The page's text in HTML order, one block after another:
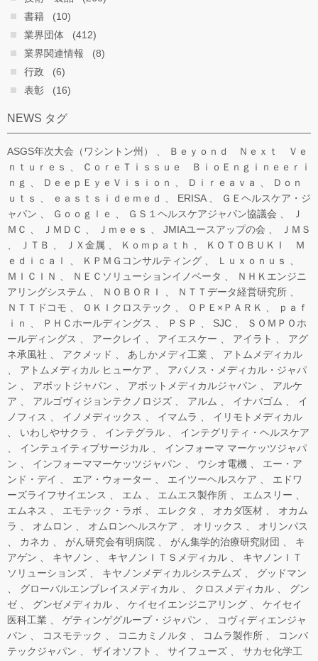
書籍
(10)
業界団体
(412)
業界関連情報
(8)
行政
(6)
表彰
(16)
NEWS タグ
ASGS年次大会（ワシントン州）
Ｂｅｙｏｎｄ Ｎｅｘｔ Ｖｅ
ｎｔｕｒｅｓ
ＣｏｒｅＴｉｓｓｕｅ ＢｉｏＥｎｇｉｎｅｅｒｉ
ｎｇ
ＤｅｅｐＥｙｅＶｉｓｉｏｎ Ｄｉｒｅａｖａ
Ｄｏｎ
ｕｔｓ
ｅａｓｔｓｉｄｅｍｅｄ ERISA
ＧＥヘルスケア・ジ
ャパン
Ｇｏｏｇｌｅ ＧＳ１ヘルスケアジャパン協議会
Ｊ
ＭＣ
ＪＭＤＣ Ｊｍｅｅｓ JMIAユースアップの会
ＪＭＳ
ＪＴＢ
ＪＸ金属 Ｋｏｍｐａｔｈ
ＫＯＴＯＢＵＫＩ Ｍ
ｅｄｉｃａｌ
ＫＰＭＧコンサルティング
Ｌｕｘｏｎｕｓ
ＭＩＣＩＮ
ＮＥＣソリューションイノベータ
ＮＨＫエンジニ
アリングシステム
ＮＯＢＯＲＩ
ＮＴＴデータ経営研究所
ＮＴＴドコモ
ＯＫＩクロステック ＯＰＥ×ＰＡＲＫ
ｐａｆ
ｉｎ
ＰＨＣホールディングス ＰＳＰ SJC
ＳＯＭＰＯホ
ールディングス
アークレイ アイエスケー アイラト
アグ
ネ承風社
アクメッド あしかメディ工業
アトムメディカル
アトムメディカル ヒューケア
アバノス・メディカル・ジャパ
ン
アボットジャパン アボットメディカルジャパン
アルケ
ア
アルゴヴィジョンテクノロジズ アルム イナバゴム
イ
ノフィス
イノメディックス イマムラ
イリモトメディカル
いわしやサクラ
インテグラル
インテグリティ・ヘルスケア
インテュイティブサージカル
インフォーマ マーケッツジャパ
ン
インフォーママーケッツジャパン ウシオ電機
エー・ア
ンド・デイ
エア・ウォーター エイツーヘルスケア
エドワ
ーズライフサイエンス
エム エムエス製作所
エムスリー
エムネス
エモテック・ラボ エレクタ オカダ医材
オカム
ラ
オムロン オムロンヘルスケア オリックス
オリンパス
カネカ
がん研究会有明病院 がん集学的治療研究財団
キ
アゲン
キヤノン キヤノンＩＴＳメディカル
キヤノンＩＴ
ソリューションズ
キヤノンメディカルシステムズ
グッドマン
グローバルエンブレイスメディカル
クロスメディカル
グン
ゼ
グンゼメディカル ケイセイエンジニアリング
ケイセイ
医科工業
ゲティンゲグループ・ジャパン
コヴィディエンジャ
パン
コスモテック コニカミノルタ コムラ製作所
コンバ
テックジャパン
ザイオソフト サイフューズ サカセ化学工